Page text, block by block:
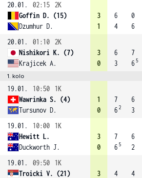
20.01.
02:15
2K
Goffin D. (15)
Dzumhur D.
3
1
6
4
0
6
20.01.
01:10
2K
Nishikori K. (7)
Krajicek A.
3
0
6
3
7
6 5
1. kolo
19.01. 10:50
1K
Wawrinka S. (4)
Tursunov D.
1
0
7
62
6
3
19.01.
10:00
1K
Hewitt L.
Duckworth J.
3
0
7
6 5
6
2
19.01.
09:50
1K
Troicki V. (21)
3
4
4